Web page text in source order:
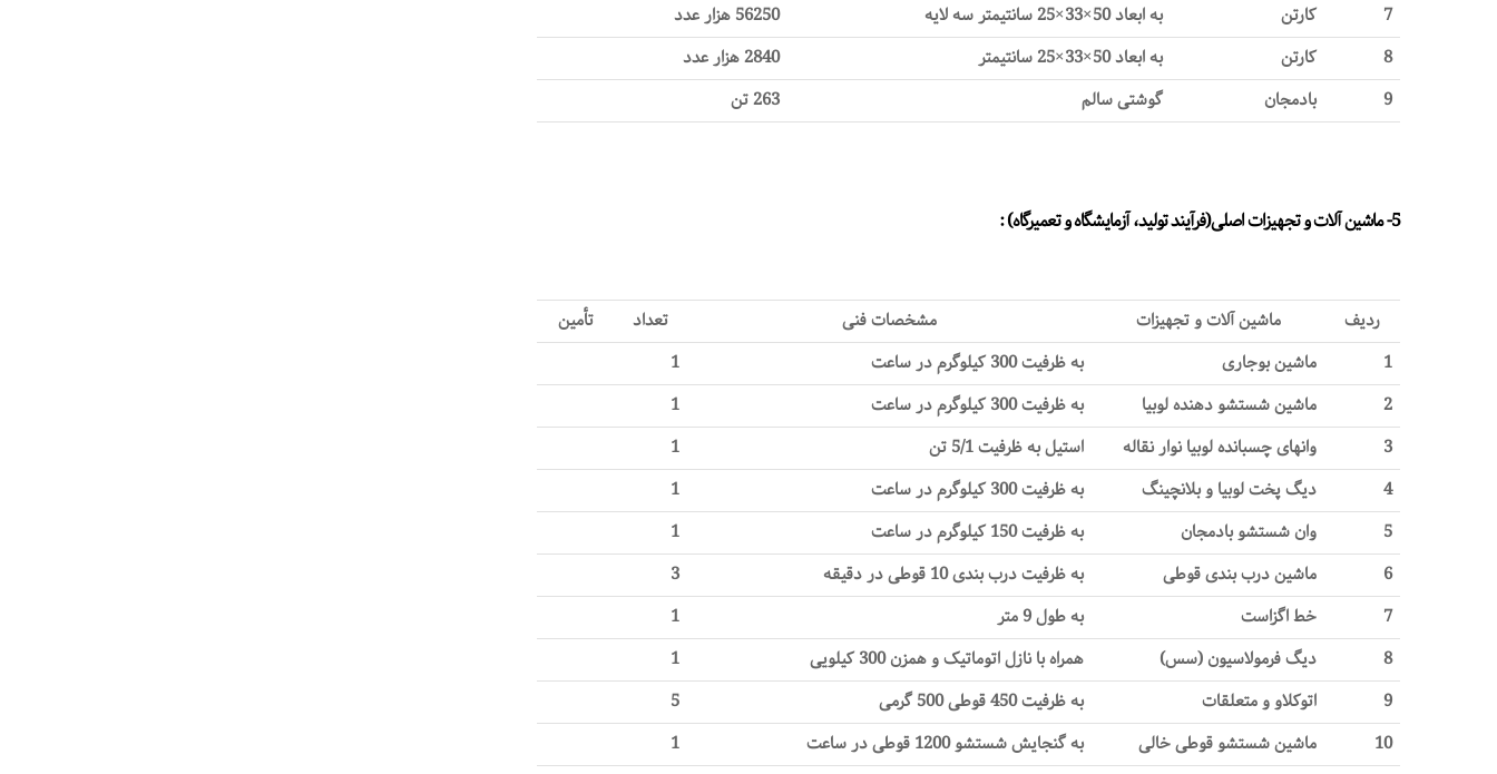
7
کارتن به ابعاد 50×33×25 سانتیمتر سه لایه
56250 هزار عدد
8
کارتن به ابعاد 50×33×25 سانتیمتر
2840 هزار عدد
9
بادمجان گوشتی سالم 263 تن
5- ماشین آلات و تجهیزات اصلی(فرآیند تولید، آزمایشگاه و تعمیرگاه) :
ردیف ماشین آلات و تجهیزات مشخصات فنی تعداد
تأمین
1
ماشین بوجاری به ظرفیت 300 کیلوگرم در ساعت
1
2
ماشین شستشو دهنده لوبیا به ظرفیت 300 کیلوگرم در ساعت
1
3
وانهای چسبانده لوبیا نوار نقاله استیل به ظرفیت 5/1 تن
1
4
دیگ پخت لوبیا و بلانچینگ به ظرفیت 300 کیلوگرم در ساعت
1
5
وان شستشو بادمجان به ظرفیت 150 کیلوگرم در ساعت
1
6
ماشین درب بندی قوطی به ظرفیت درب بندی 10 قوطی در دقیقه
3
7
خط اگزاست به طول 9 متر
1
8
دیگ فرمولاسیون (سس) همراه با نازل اتوماتیک و همزن 300 کیلویی
1
9
اتوکلاو و متعلقات به ظرفیت 450 قوطی 500 گرمی
5
10
ماشین شستشو قوطی خالی به گنجایش شستشو 1200 قوطی در ساعت
1